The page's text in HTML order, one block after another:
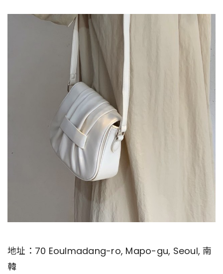
地址：70 Eoulmadang-ro, Mapo-gu, Seoul, 南
韓